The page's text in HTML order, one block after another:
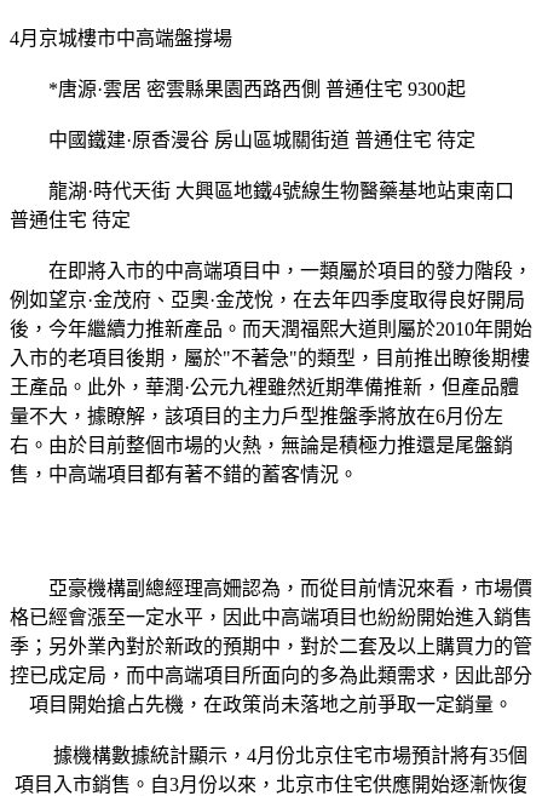
4月京城樓市中高端盤撐場
*唐源·雲居 密雲縣果園西路西側 普通住宅 9300起
中國鐵建·原香漫谷 房山區城關街道 普通住宅 待定
龍湖·時代天街 大興區地鐵4號線生物醫藥基地站東南口
普通住宅 待定
在即將入市的中高端項目中，一類屬於項目的發力階段，
例如望京·金茂府、亞奧·金茂悅，在去年四季度取得良好開局
後，今年繼續力推新產品。而天潤福熙大道則屬於2010年開始
入市的老項目後期，屬於"不著急"的類型，目前推出瞭後期樓
王產品。此外，華潤·公元九裡雖然近期準備推新，但產品體
量不大，據瞭解，該項目的主力戶型推盤季將放在6月份左
右。由於目前整個市場的火熱，無論是積極力推還是尾盤銷
售，中高端項目都有著不錯的蓄客情況。
亞豪機構副總經理高姍認為，而從目前情況來看，市場價
格已經會漲至一定水平，因此中高端項目也紛紛開始進入銷售
季；另外業內對於新政的預期中，對於二套及以上購買力的管
控已成定局，而中高端項目所面向的多為此類需求，因此部分
項目開始搶占先機，在政策尚未落地之前爭取一定銷量。
據機構數據統計顯示，4月份北京住宅市場預計將有35個
項目入市銷售。自3月份以來，北京市住宅供應開始逐漸恢復